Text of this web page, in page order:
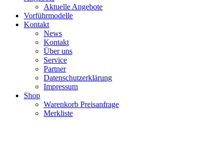
Aktuelle Angebote
Vorführmodelle
Kontakt
News
Kontakt
Über uns
Service
Partner
Datenschutzerklärung
Impressum
Shop
Warenkorb Preisanfrage
Merkliste